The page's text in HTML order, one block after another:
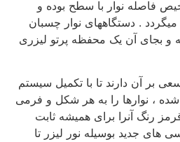
فاصله نوار با سطح بوده و
میگردد . دستگاههای نوار چسبان
بجای آن یک محفظه پرتو لیزری
بر آن دارند تا با تکمیل سیستم
شده ، نوارها را به هر شکل و فرمی
رنگ آنرا برای همیشه ثابت
های جدید بوسیله نور لیزر تا